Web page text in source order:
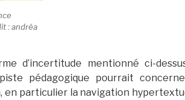
: andréa
d’incertitude mentionné ci-
pédagogique pourrait
en particulier la navigation